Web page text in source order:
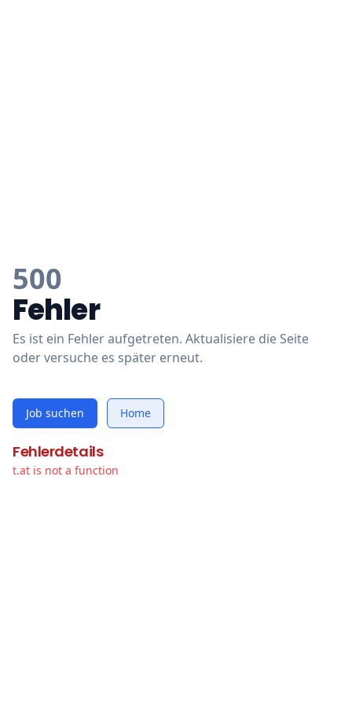
500
Fehler
Es ist ein Fehler aufgetreten. Aktualisiere die Seite
oder versuche es später erneut.
Job suchen Home
Fehlerdetails
t.at is not a function